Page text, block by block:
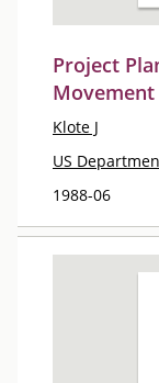
Project
Movement
Klote J
US
1988-06